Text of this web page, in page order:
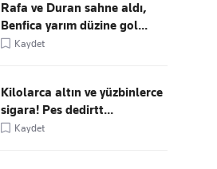
Rafa ve Duran sahne aldı,
Benfica yarım düzine gol...
Kaydet
Kilolarca altın ve yüzbinlerce
sigara! Pes dedirtt...
Kaydet